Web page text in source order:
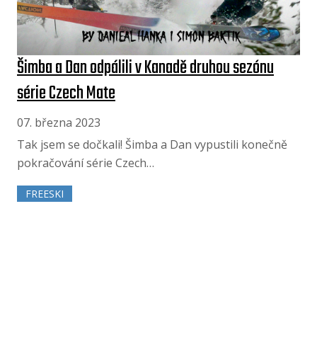
Šimba a Dan odpálili v Kanadě druhou sezónu
série Czech Mate
07. března 2023
Tak jsem se dočkali! Šimba a Dan vypustili konečně
pokračování série Czech…
FREESKI